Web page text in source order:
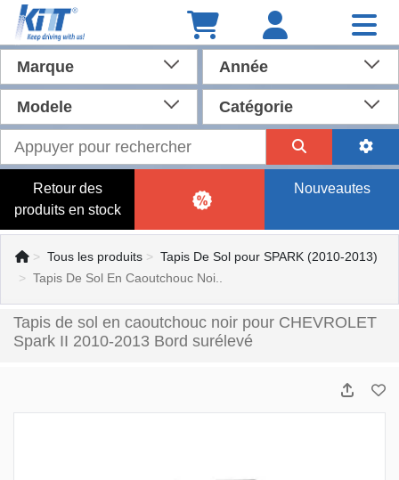
Marque Année
Modele Catégorie
Retour des
produits en stock
Nouveautes
Tous les produits
Tapis De Sol pour SPARK (2010-2013)
Tapis De Sol En Caoutchouc Noi..
Tapis de sol en caoutchouc noir pour CHEVROLET
Spark II 2010-2013 Bord surélevé